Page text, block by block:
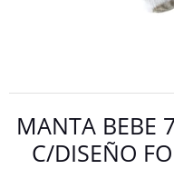
MANTA BEBE
C/DISEÑO